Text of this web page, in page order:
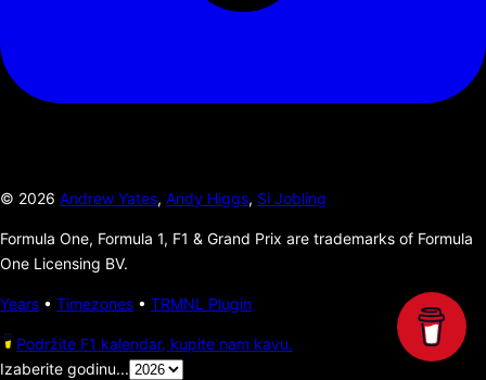
© 2026 Andrew Yates, Andy Higgs, Si Jobling
Formula One, Formula 1, F1 & Grand Prix are trademarks of Formula
One Licensing BV.
Years • Timezones • TRMNL Plugin
Podržite F1 kalendar, kupite nam kavu.
Izaberite godinu...